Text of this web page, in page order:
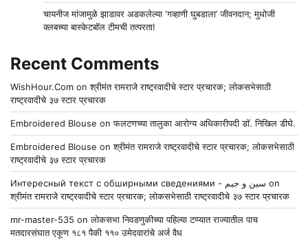
चायनीज मांजामुळे झाडावर अडकलेल्या ‘गव्हाणी घुबडाला’ जीवनदान; मुधोजी
क्लबच्या बास्केटबॉल टीमची तत्परता!
Recent Comments
WishHour.Com onश्रीमंत रामराजे राष्ट्रवादीचे स्टार प्रचारक; लोकसभेसाठी
राष्ट्रवादीचे ३७ स्टार प्रचारक
Embroidered Blouse onफलटणच्या तालुका आरोग्य अधिकारीपदी डॉ. निखिल डीघे.
Embroidered Blouse onश्रीमंत रामराजे राष्ट्रवादीचे स्टार प्रचारक; लोकसभेसाठी
राष्ट्रवादीचे ३७ स्टार प्रचारक
Интересный текст с обширными сведениями - سين و جيم on
श्रीमंत रामराजे राष्ट्रवादीचे स्टार प्रचारक; लोकसभेसाठी राष्ट्रवादीचे ३७ स्टार प्रचारक
mr-master-535 onलोकसभा निवडणुकीच्या पहिल्या टप्प्यात राज्यातील पाच
मतदारसंघात एकूण १८१ पैकी ११० उमेदवारांचे अर्ज वैध